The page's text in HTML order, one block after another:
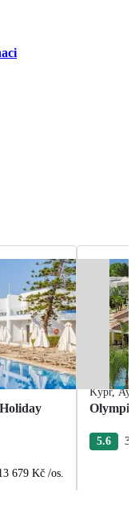
679 Kč /os.
Kypr,
5.6 3